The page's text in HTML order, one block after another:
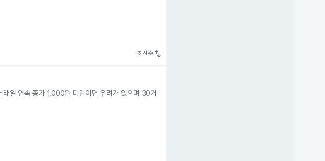
최신순 swap_vert
일 연속 종가 1,000원 미만이면 우려가 있으며 30거